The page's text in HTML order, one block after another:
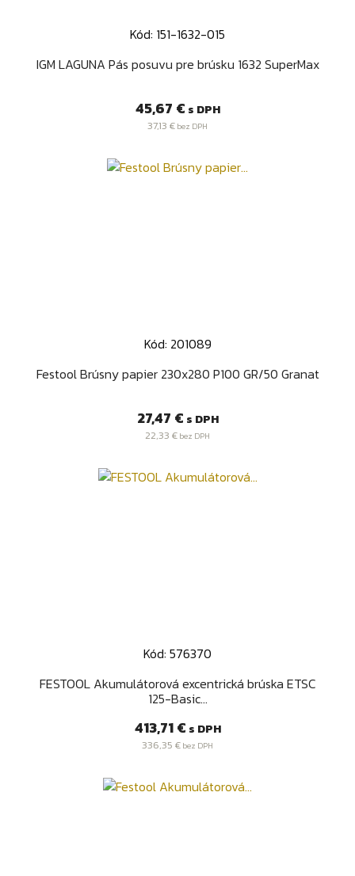
Kód: 151-1632-015
IGM LAGUNA Pás posuvu pre brúsku 1632 SuperMax
Cena
45,67 € s DPH
37,13 € bez DPH
Kód: 201089
Festool Brúsny papier 230x280 P100 GR/50 Granat
Cena
27,47 € s DPH
22,33 € bez DPH
Kód: 576370
FESTOOL Akumulátorová excentrická brúska ETSC
125-Basic...
Cena
413,71 € s DPH
336,35 € bez DPH